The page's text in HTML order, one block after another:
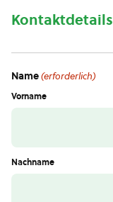
Kontaktdetails
Name(erforderlich)
Vorname
Nachname